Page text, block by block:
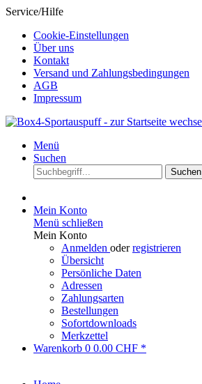
Service/Hilfe
Cookie-Einstellungen
Über uns
Kontakt
Versand und Zahlungsbedingungen
AGB
Impressum
Menü
Suchen
Suchen
Mein Konto
Menü schließen
Mein Konto
Anmelden oderregistrieren
Übersicht
Persönliche Daten
Adressen
Zahlungsarten
Bestellungen
Sofortdownloads
Merkzettel
Warenkorb 0 0.00 CHF *